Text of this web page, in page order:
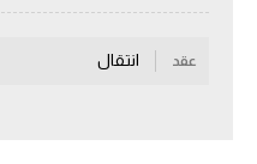
سعودي في الجول
عقد انتقال